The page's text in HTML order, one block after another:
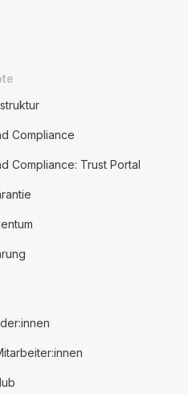
Compliance
Compliance: Trust Portal